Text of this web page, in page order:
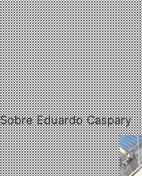
Sobre Eduardo Caspary